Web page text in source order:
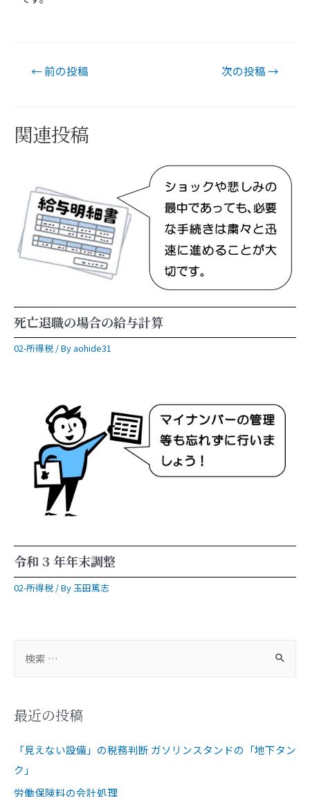
← 前の投稿 次の投稿→
関連投稿
死亡退職の場合の給与計算
02-所得税 / By aohide31
令和 3 年年末調整
02-所得税 / By玉田篤志
最近の投稿
「見えない設備」の税務判断 ガソリンスタンドの「地下タン
ク」
労働保険料の会計処理